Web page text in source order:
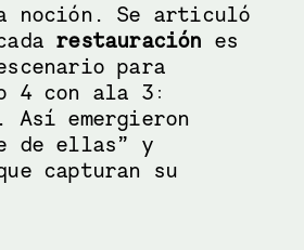
noción. Se articuló
restauración es
para
4 con ala 3:
emergieron
de ellas” y
capturan su